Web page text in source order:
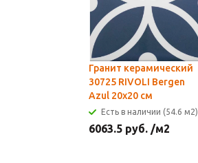
Гранит керамический
30725 RIVOLI Bergen
Azul 20x20 см
Есть в наличии (54.6 м2)
6063.5 руб. /м2